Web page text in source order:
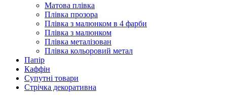
Матова плівка
Плівка прозора
Плівка з малюнком в 4 фарби
Плівка з малюнком
Плівка металізован
Плівка кольоровий метал
Папір
Каффін
Супутні товари
Стрічка декоративна